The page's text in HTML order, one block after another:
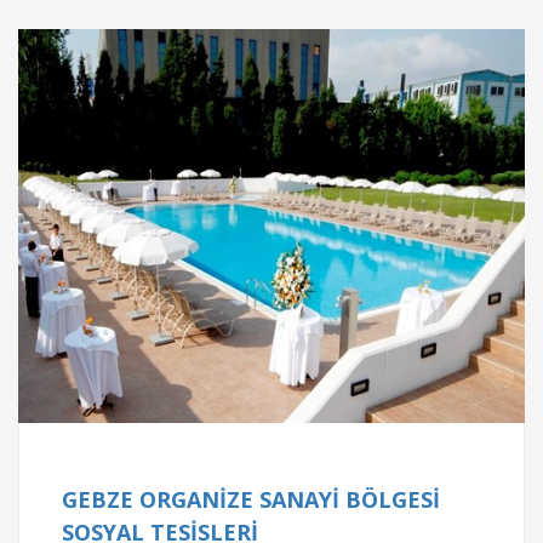
GEBZE ORGANİZE SANAYİ BÖLGESİ
SOSYAL TESİSLERİ
Proje Bilgileri
CLUB MED YÜZME HAVUZU
Proje Tarihi